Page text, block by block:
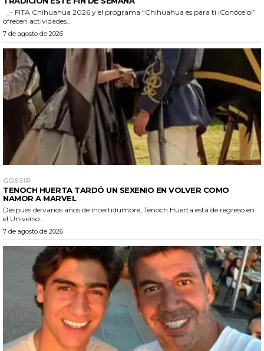
ofrecen actividades...
7 de agosto de 2026
GOSSIP
TENOCH HUERTA TARDÓ UN SEXENIO EN VOLVER COMO
NAMOR A MARVEL
Después de varios años de incertidumbre, Tenoch Huerta está de regreso en
el Universo...
7 de agosto de 2026